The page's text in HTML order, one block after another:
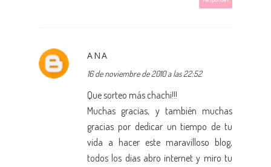
ANA
16 de noviembre de 2010 a las 22:52
Que sorteo más chachi!!!
Muchas gracias, y también muchas
gracias por dedicar un tiempo de tu
vida a hacer este maravilloso blog,
todos los dias abro internet y miro tu